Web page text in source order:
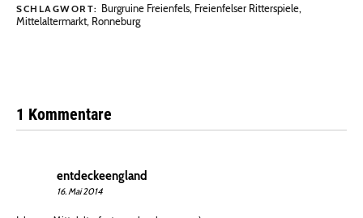
SCHLAGWORT: Burgruine Freienfels, Freienfelser Ritterspiele,
Mittelaltermarkt, Ronneburg
1 Kommentare
entdeckeengland
16. Mai 2014